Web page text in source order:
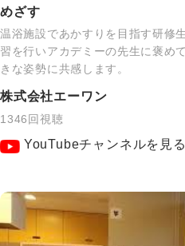
めざす
温浴施設であかすりを目指す研修
習を行いアカデミーの先生に褒め
きな姿勢に共感します。
株式会社エーワン
1346回視聴
YouTubeチャンネルを見る